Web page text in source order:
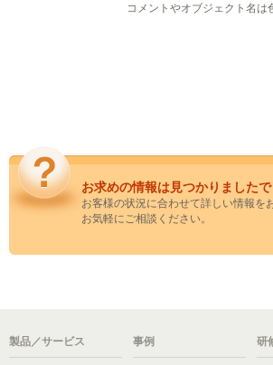
コメントやオブジェクト名は
お求めの情報は見つかりましたで
お客様の状況に合わせて詳しい情報を
お気軽にご相談ください。
製品／サービス 事例 研